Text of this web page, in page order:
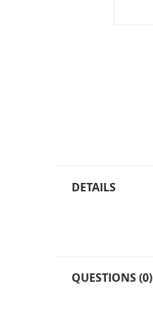
DETAILS
QUESTIONS (0)